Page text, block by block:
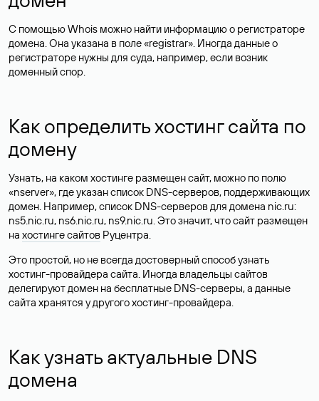
С помощью Whois можно найти информацию о регистраторе
домена. Она указана в поле «registrar». Иногда данные о
регистраторе нужны для суда, например, если возник
доменный спор.
Как определить хостинг сайта по
домену
Узнать, на каком хостинге размещен сайт, можно по полю
«nserver», где указан список DNS-серверов, поддерживающих
домен. Например, список DNS-серверов для домена nic.ru:
ns5.nic.ru, ns6.nic.ru, ns9.nic.ru. Это значит, что сайт размещен
на хостинге сайтов Руцентра.
Это простой, но не всегда достоверный способ узнать
хостинг-провайдера сайта. Иногда владельцы сайтов
делегируют домен на бесплатные DNS-серверы, а данные
сайта хранятся у другого хостинг-провайдера.
Как узнать актуальные DNS
домена